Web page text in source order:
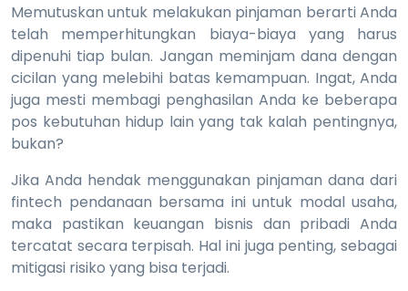
Memutuskan untuk melakukan pinjaman berarti Anda
telah memperhitungkan biaya-biaya yang harus
dipenuhi tiap bulan. Jangan meminjam dana dengan
cicilan yang melebihi batas kemampuan. Ingat, Anda
juga mesti membagi penghasilan Anda ke beberapa
pos kebutuhan hidup lain yang tak kalah pentingnya,
bukan?
Jika Anda hendak menggunakan pinjaman dana dari
fintech pendanaan bersama ini untuk modal usaha,
maka pastikan keuangan bisnis dan pribadi Anda
tercatat secara terpisah. Hal ini juga penting, sebagai
mitigasi risiko yang bisa terjadi.